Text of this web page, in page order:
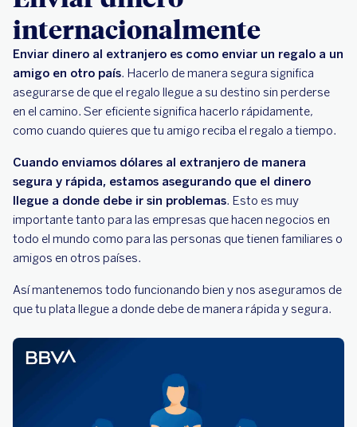
internacionalmente
Enviar dinero al extranjero es como enviar un regalo a un
amigo en otro país. Hacerlo de manera segura significa
asegurarse de que el regalo llegue a su destino sin perderse
en el camino. Ser eficiente significa hacerlo rápidamente,
como cuando quieres que tu amigo reciba el regalo a tiempo.
Cuando enviamos dólares al extranjero de manera
segura y rápida, estamos asegurando que el dinero
llegue a donde debe ir sin problemas. Esto es muy
importante tanto para las empresas que hacen negocios en
todo el mundo como para las personas que tienen familiares o
amigos en otros países.
Así mantenemos todo funcionando bien y nos aseguramos de
que tu plata llegue a donde debe de manera rápida y segura.